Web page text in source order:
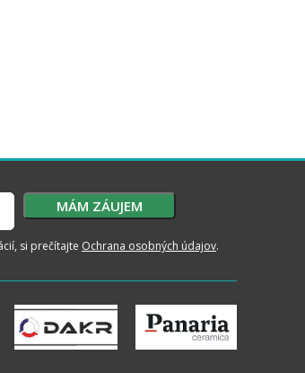
si prečítajte Ochrana osobných údajov.